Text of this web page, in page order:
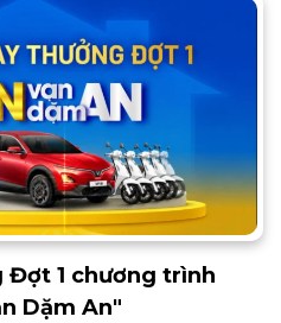
Đợt 1 chương trình
Dặm An"